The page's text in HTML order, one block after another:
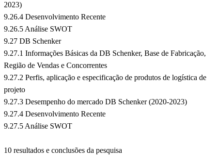
2023)
9.26.4 Desenvolvimento Recente
9.26.5 Análise SWOT
9.27 DB Schenker
9.27.1 Informações Básicas da DB Schenker, Base de Fabricação,
Região de Vendas e Concorrentes
9.27.2 Perfis, aplicação e especificação de produtos de logística de
projeto
9.27.3 Desempenho do mercado DB Schenker (2020-2023)
9.27.4 Desenvolvimento Recente
9.27.5 Análise SWOT
10 resultados e conclusões da pesquisa